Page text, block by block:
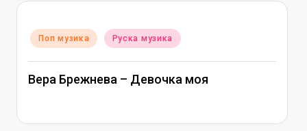
Posted
in
Поп музика Руска музика
Вера Брежнева – Девочка моя